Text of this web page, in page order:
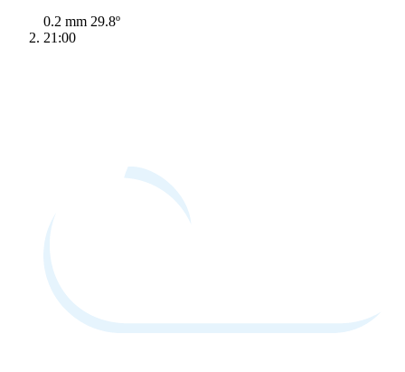
0.2 mm 29.8º
21:00